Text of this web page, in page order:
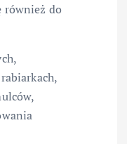
również do